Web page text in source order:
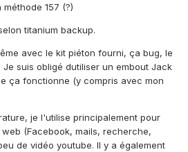
157 (?)
titanium backup.
avec le kit piéton fourni, ça bug, le
suis obligé dutiliser un embout Jack
ça fonctionne (y compris avec mon
je l'utilise principalement pour
(Facebook, mails, recherche,
de vidéo youtube. Il y a également